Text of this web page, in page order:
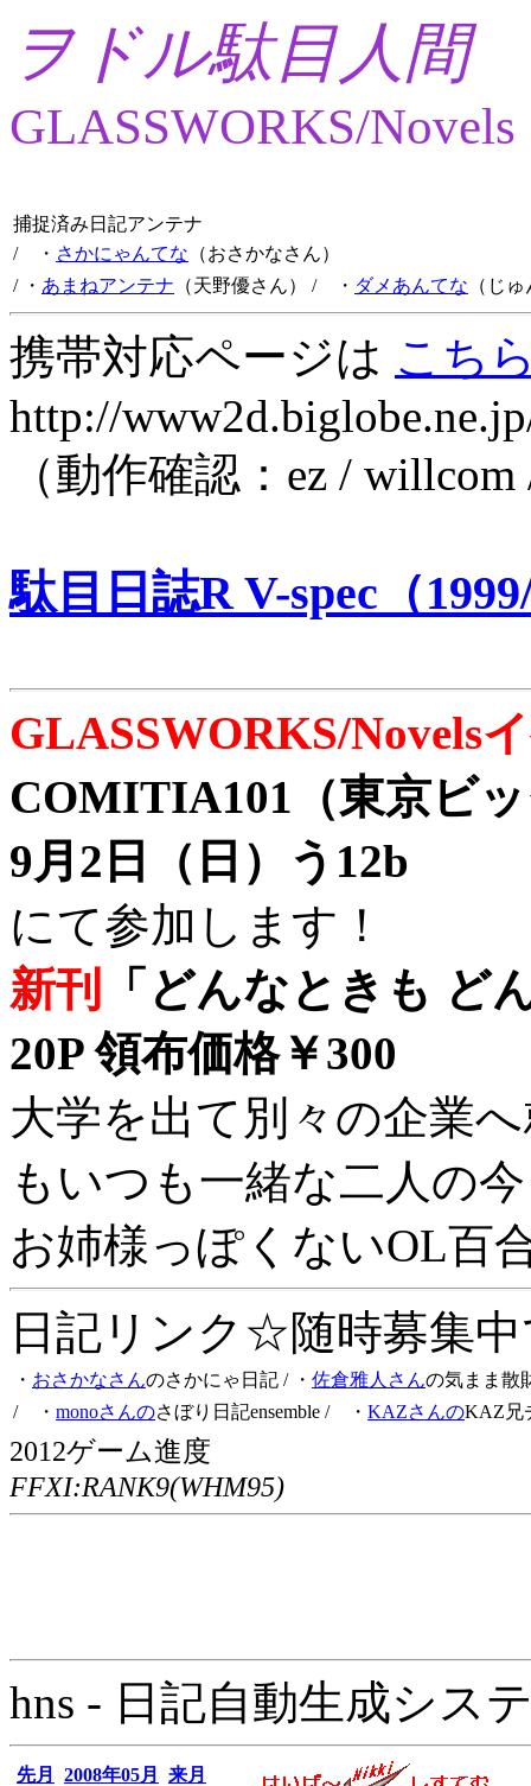
ヲドル駄目人間
GLASSWORKS/Novels
捕捉済み日記アンテナ
/ ・ さかにゃんてな （おさかなさん）
/ ・ あまねアンテナ （天野優さん） / ・ ダメあんてな （じ
携帯対応ページは こち
http://
（動作確認：ez /
駄目日誌R V-spec（
GLASSWORKS/Novels
COMITIA101（東京ビ
9月2日（日）う12b
にて参加します！
新刊
「どんなときも ど
20P 領布価格￥300
大学を出て別々の企業
もいつも一緒な二人の
お姉様っぽくないOL百
日記リンク☆随時募集
・ おさかなさんのさかにゃ日記 / ・ 佐倉雅人さんの気まま散
/ ・ monoさんのさぼり日記ensemble / ・ KAZさんのKAZ兄
2012ゲーム進度
FFXI:RANK9(WHM95)
hns - 日記自動生成シス
先月 2008年05月
来月